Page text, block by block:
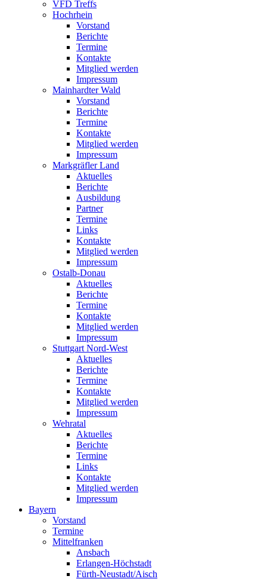
VFD Treffs
Hochrhein
Vorstand
Berichte
Termine
Kontakte
Mitglied werden
Impressum
Mainhardter Wald
Vorstand
Berichte
Termine
Kontakte
Mitglied werden
Impressum
Markgräfler Land
Aktuelles
Berichte
Ausbildung
Partner
Termine
Links
Kontakte
Mitglied werden
Impressum
Ostalb-Donau
Aktuelles
Berichte
Termine
Kontakte
Mitglied werden
Impressum
Stuttgart Nord-West
Aktuelles
Berichte
Termine
Kontakte
Mitglied werden
Impressum
Wehratal
Aktuelles
Berichte
Termine
Links
Kontakte
Mitglied werden
Impressum
Bayern
Vorstand
Termine
Mittelfranken
Ansbach
Erlangen-Höchstadt
Fürth-Neustadt/Aisch